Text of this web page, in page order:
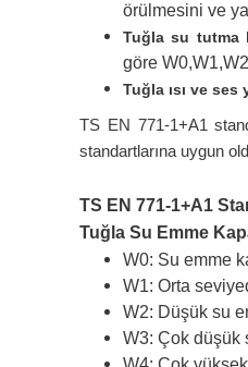
örülmesini ve
Tuğla su tutma
göre
Tuğla ısı ve ses
TS EN 771-1+A1
standartlarına uygun
TS EN 771-1+A1
Tuğla Su Emme
W0: Su emme
W1: Orta
W2: Düşük su
W3: Çok düşük